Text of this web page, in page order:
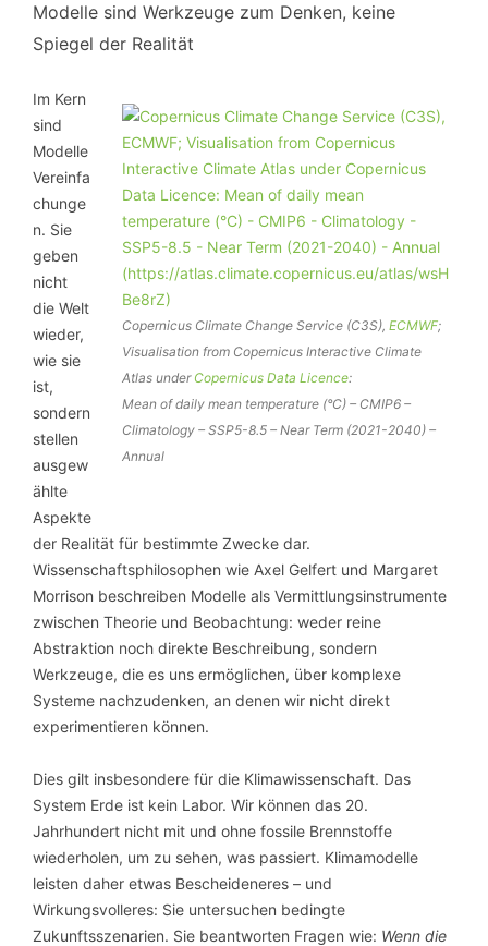
Modelle sind Werkzeuge zum Denken, keine
Spiegel der Realität
Copernicus Climate Change Service (C3S), ECMWF;
Visualisation from Copernicus Interactive Climate
Atlas under Copernicus Data Licence:
Mean of daily mean temperature (°C) – CMIP6 –
Climatology – SSP5-8.5 – Near Term (2021-2040) –
Annual
Im Kern
sind
Modelle
Vereinfa
chunge
n. Sie
geben
nicht
die Welt
wieder,
wie sie
ist,
sondern
stellen
ausgew
ählte
Aspekte
der Realität für bestimmte Zwecke dar.
Wissenschaftsphilosophen wie Axel Gelfert und Margaret
Morrison beschreiben Modelle als Vermittlungsinstrumente
zwischen Theorie und Beobachtung: weder reine
Abstraktion noch direkte Beschreibung, sondern
Werkzeuge, die es uns ermöglichen, über komplexe
Systeme nachzudenken, an denen wir nicht direkt
experimentieren können.
Dies gilt insbesondere für die Klimawissenschaft. Das
System Erde ist kein Labor. Wir können das 20.
Jahrhundert nicht mit und ohne fossile Brennstoffe
wiederholen, um zu sehen, was passiert. Klimamodelle
leisten daher etwas Bescheideneres – und
Wirkungsvolleres: Sie untersuchen bedingte
Zukunftsszenarien. Sie beantworten Fragen wie: Wenn die